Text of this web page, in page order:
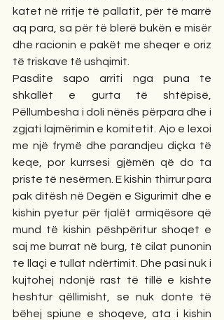
katet në rritje të pallatit, për të marrë
aq para, sa për të blerë bukën e misër
dhe racionin e pakët me sheqer e oriz
të triskave të ushqimit.
Pasdite sapo arriti nga puna te
shkallët e gurta të shtëpisë,
Pëllumbesha i doli nënës përpara dhe i
zgjati lajmërimin e komitetit. Ajo e lexoi
me një frymë dhe parandjeu diçka të
keqe, por kurrsesi gjëmën që do ta
priste të nesërmen. E kishin thirrur para
pak ditësh në Degën e Sigurimit dhe e
kishin pyetur për fjalët armiqësore që
mund të kishin pëshpëritur shoqet e
saj me burrat në burg, të cilat punonin
te llaçi e tullat ndërtimit. Dhe pasi nuk i
kujtohej ndonjë rast të tillë e kishte
heshtur qëllimisht, se nuk donte të
bëhej spiune e shoqeve, ata i kishin